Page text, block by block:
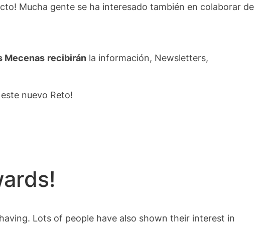
Mucha gente se ha interesado también en colaborar de
Mecenas recibirán la información, Newsletters,
nuevo Reto!
Lots of people have also shown their interest in